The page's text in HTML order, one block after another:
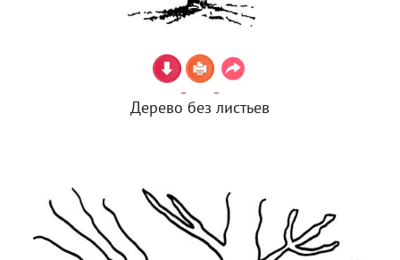
Дерево без листьев